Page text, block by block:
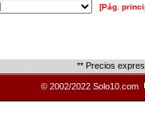
[Pág.
** Precios
© 2002/2022 Solo10.com